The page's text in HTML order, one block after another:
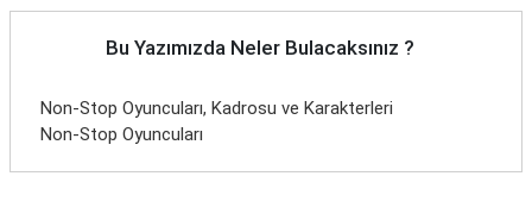
Bu Yazımızda Neler Bulacaksınız ?
Non-Stop Oyuncuları, Kadrosu ve Karakterleri
Non-Stop Oyuncuları